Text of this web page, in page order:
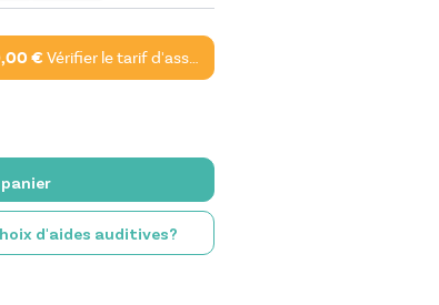
€ Vérifier le tarif d'assurance*
d'aides auditives?